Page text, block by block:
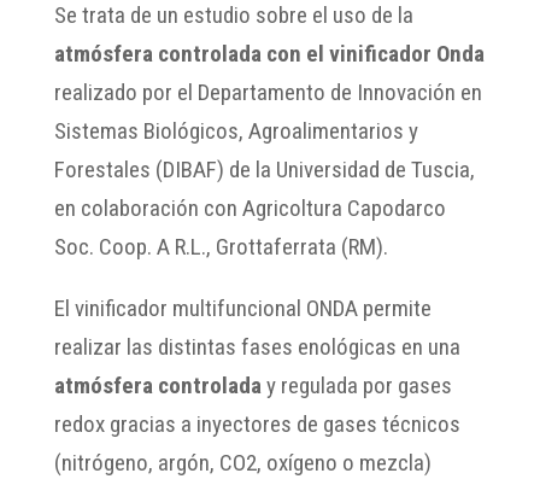
Se trata de un estudio sobre el uso de la
atmósfera controlada con el vinificador Onda
realizado por el Departamento de Innovación en
Sistemas Biológicos, Agroalimentarios y
Forestales (DIBAF) de la Universidad de Tuscia,
en colaboración con Agricoltura Capodarco
Soc. Coop. A R.L., Grottaferrata (RM).
El vinificador multifuncional ONDA permite
realizar las distintas fases enológicas en una
atmósfera controladay regulada por gases
redox gracias a inyectores de gases técnicos
(nitrógeno, argón, CO2, oxígeno o mezcla)